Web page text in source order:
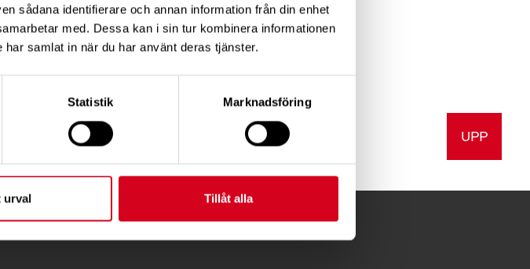
sådana identifierare och annan information från din enhet
med. Dessa kan i sin tur kombinera informationen
samlat in när du har använt deras tjänster.
Statistik Marknadsföring
urval Tillåt alla
Förening
Skriv ut UPP